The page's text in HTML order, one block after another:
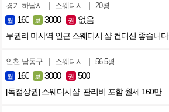
경기 하남시 | 스웨디시 | 20평
월 160 보 3000 권 없음
무권리 미사역 인근 스웨디시 샵 컨디션 좋습니다
인천 남동구 | 스웨디시 | 56.5평
월 160 보 3000 권 500
[독점상권] 스웨디시샵. 관리비 포함 월세 160만